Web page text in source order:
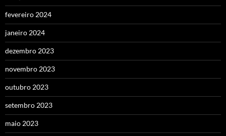
fevereiro 2024
janeiro 2024
dezembro 2023
novembro 2023
outubro 2023
setembro 2023
maio 2023